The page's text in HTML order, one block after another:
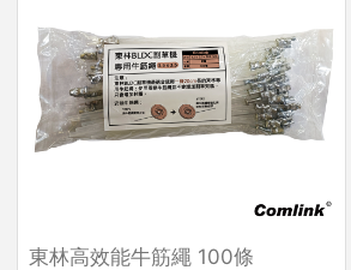
東林高效能牛筋繩 100條